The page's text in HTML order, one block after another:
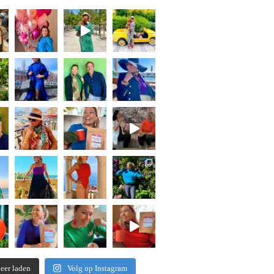
laden Volg op Instagram